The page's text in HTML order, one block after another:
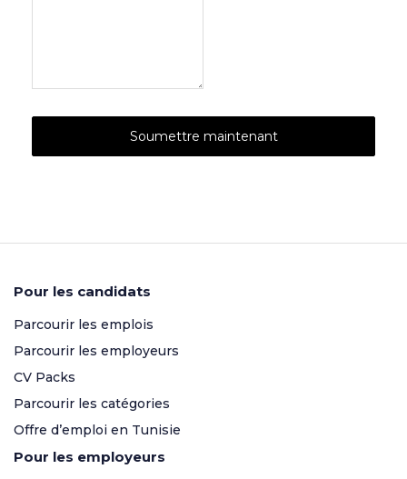
Pour les candidats
Parcourir les emplois
Parcourir les employeurs
CV Packs
Parcourir les catégories
Offre d’emploi en Tunisie
Pour les employeurs